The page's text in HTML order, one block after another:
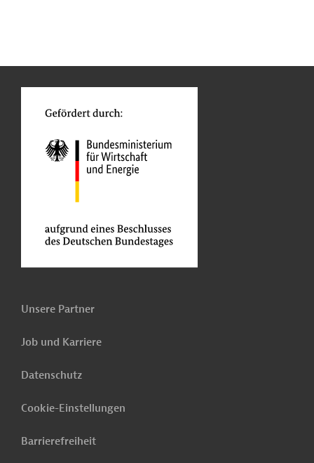
Unsere Partner
Job und Karriere
Datenschutz
Cookie-Einstellungen
Barrierefreiheit